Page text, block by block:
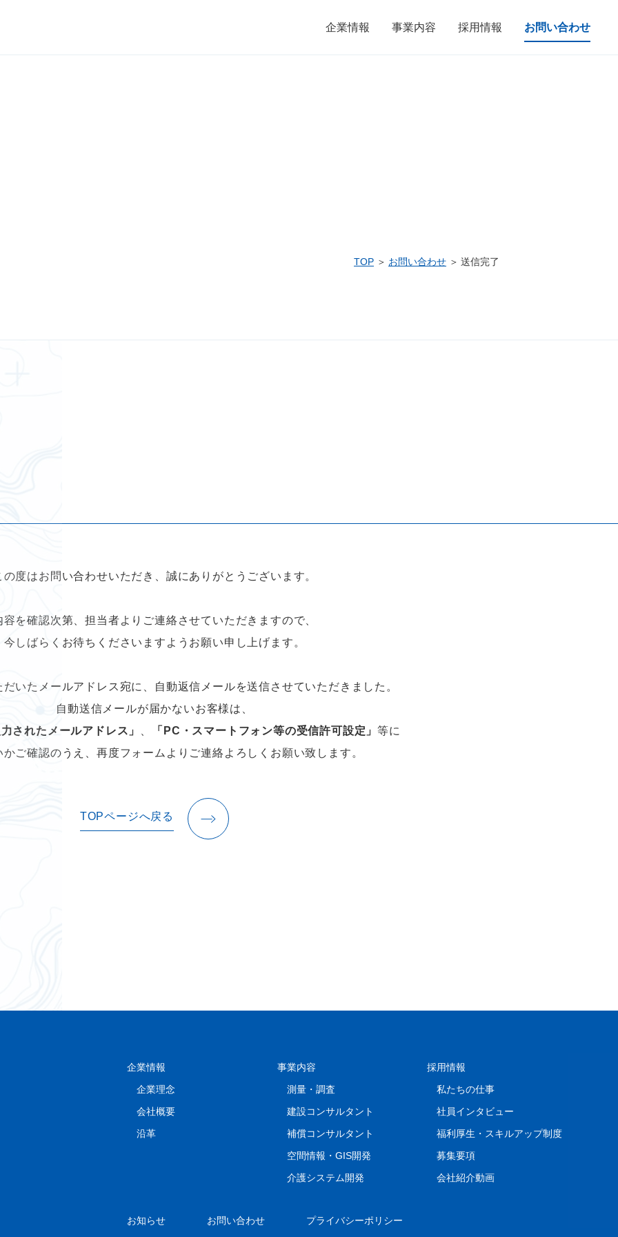
企業情報 事業内容 採用情報 お問い合わせ
TOP お問い合わせ 送信完了
の度はお問い合わせいただき、誠にありがとうございます。
容を確認次第、担当者よりご連絡させていただきますので、
今しばらくお待ちくださいますようお願い申し上げます。
いたメールアドレス宛に、自動返信メールを送信させていただきました。
自動送信メールが届かないお客様は、
されたメールアドレス」
「PC・スマートフォン等の受信許可設定」等に
ご確認のうえ、再度フォームよりご連絡よろしくお願い致します。
TOPページへ戻る
企業情報
企業理念
会社概要
沿革
事業内容
測量・調査
建設コンサルタント
補償コンサルタント
空間情報・GIS開発
介護システム開発
採用情報
私たちの仕事
社員インタビュー
福利厚生・スキルアップ制度
募集要項
会社紹介動画
お知らせ お問い合わせ プライバシーポリシー